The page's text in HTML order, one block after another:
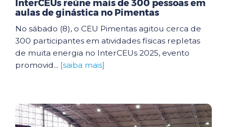
InterCEUs reúne mais de 300 pessoas em
aulas de ginástica no Pimentas
No sábado (8), o CEU Pimentas agitou cerca de
300 participantes em atividades físicas repletas
de muita energia no InterCEUs 2025, evento
promovid... [saiba mais]